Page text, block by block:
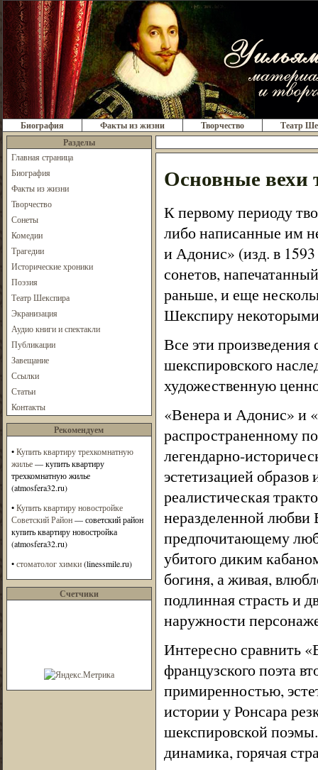
Биография Факты из жизни Творчество
Театр
Разделы
Главная страница
Биография
Факты из жизни
Творчество
Сонеты
Комедии
Трагедии
Исторические хроники
Поэзия
Театр Шекспира
Экранизация
Аудио книги и спектакли
Публикации
Завещание
Ссылки
Статьи
Контакты
Рекомендуем
•Купить квартиру трехкомнатную
жилье— купить квартиру
трехкомнатную жилье
(atmosfera32.ru)
•Купить квартиру новостройке
Советский Район— советский район
купить квартиру новостройка
(atmosfera32.ru)
•стоматолог химки(linessmile.ru)
Счетчики
Основные вехи
К первому периоду
либо написанные им
и Адонис» (изд. в
сонетов,
раньше, и еще
Шекспиру
Все эти произведения
шекспировского
художественную
«Венера и Адонис» и
распространенному
легендарно-
эстетизацией
реалистическая
неразделенной
предпочитающему
убитого диким
богиня, а живая,
подлинная страсть и
наружности
Интересно сравнить
французского поэта
примиренностью,
истории у Ронсара
шекспировской
динамика, горячая